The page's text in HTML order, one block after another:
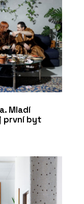
Mladí
první byt